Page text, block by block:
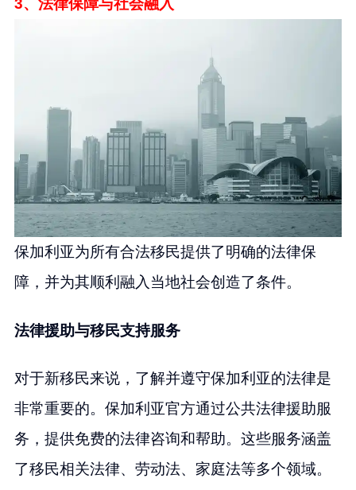
保加利亚为所有合法移民提供了明确的法律保
障，并为其顺利融入当地社会创造了条件。
法律援助与移民支持服务
对于新移民来说，了解并遵守保加利亚的法律是
非常重要的。保加利亚官方通过公共法律援助服
务，提供免费的法律咨询和帮助。这些服务涵盖
了移民相关法律、劳动法、家庭法等多个领域。